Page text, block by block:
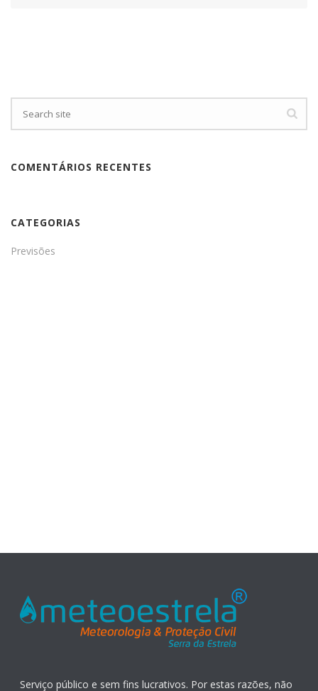
COMENTÁRIOS RECENTES
CATEGORIAS
Previsões
Serviço público e sem fins lucrativos. Por estas razões, não